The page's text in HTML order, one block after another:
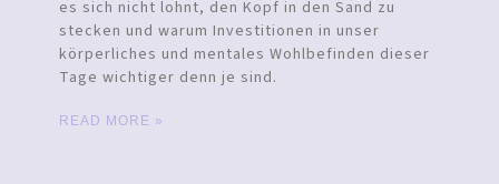
es sich nicht lohnt, den Kopf in den Sand zu
stecken und warum Investitionen in unser
körperliches und mentales Wohlbefinden dieser
Tage wichtiger denn je sind.
READ MORE »